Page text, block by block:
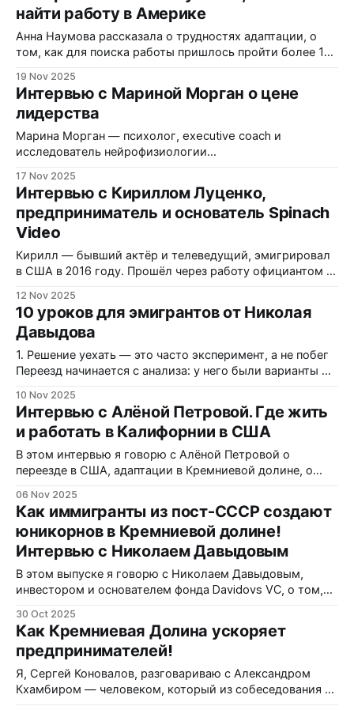
невероятных побегов стала история океанографа
Станислава Курилова — человека, который в 1974 году
прыгнул ночью с советского круизного лайнера в
открытый Тихий
найти работу в Америке
Анна Наумова рассказала о трудностях адаптации, о
том, как для поиска работы пришлось пройти более 100
компании может случиться за полчаса. Разговор
честный, иногда резкий, но полный практических
советов для тех, кто планирует переезд или уже строит
карьеру за границей. Как начался твой переезд
19 Nov 2025
Интервью с Мариной Морган о цене
лидерства
Марина Морган — психолог, executive coach и
исследователь нейрофизиологии
почему у успешных основателей часто возникают
кризисы, как ментальное состояние влияется на
результаты бизнеса и что конкретно может помочь
лидеру сохранить продуктивность и ясность в эпоху
17 Nov 2025
Интервью с Кириллом Луценко,
предприниматель и основатель Spinach
Video
Кирилл — бывший актёр и телеведущий, эмигрировал
в США в 2016 году. Прошёл через работу официантом и
а затем запустил видеопродакшн Spinach Video в
Кремниевой долине. Сейчас уделяет время вирусному
контенту для медицинских брендов и участвует в
стартапах, связанных с микророботами и
миниатюрными моторами. «Первые
12 Nov 2025
10 уроков для эмигрантов от Николая
Давыдова
1. Решение уехать — это часто эксперимент, а не побег
Переезд начинается с анализа: у него были варианты —
России или попробовать США. Он и его жена приняли
решение как эксперимент на два года — не
окончательный побег, а проверка гипотезы. Такой
подход снижает психологическое давление и
10 Nov 2025
Интервью с Алёной Петровой. Где жить
и работать в Калифорнии в США
В этом интервью я говорю с Алёной Петровой о
переезде в США, адаптации в Кремниевой долине, о
почему для многих эмигрантов главная проблема —
умение себя продавать. Ниже — честные ответы из
разговора: от бытовых испытаний коливинга до
практики работы венчурного фонда. Путь в
06 Nov 2025
Как иммигранты из пост-СССР создают
юникорнов в Кремниевой долине!
Интервью с Николаем Давыдовым
В этом выпуске я говорю с Николаем Давыдовым,
инвестором и основателем фонда Davidovs VC, о том,
инвестиций в десятки американских компаний. Очень
честный разговор — про риск, веру, иммиграцию и то,
как рождаются новые юникорны. Когда и почему вы
решили переехать в
30 Oct 2025
Как Кремниевая Долина ускоряет
предпринимателей!
Я, Сергей Коновалов, разговариваю с Александром
Кхамбиром — человеком, который из собеседования на